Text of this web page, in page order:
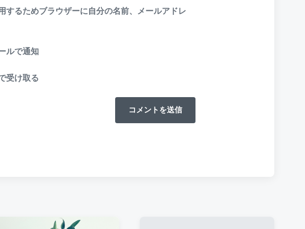
するためブラウザーに自分の名前、メールアドレ
ルで通知
受け取る